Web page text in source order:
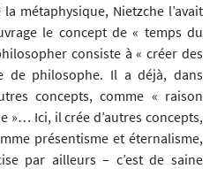
métaphysique, Nietzche l’avait
le concept de « temps du
consiste à « créer des
de philosophe. Il a déjà, dans
concepts, comme « raison
»… Ici, il crée d’autres concepts,
présentisme et éternalisme,
par ailleurs – c’est de saine